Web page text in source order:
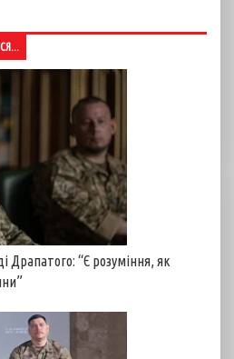
Драпатого: “Є розуміння, як